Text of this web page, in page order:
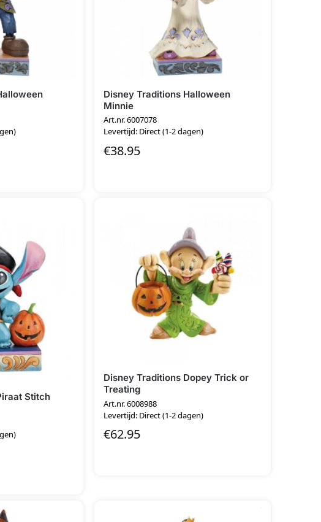
Disney Traditions Halloween
Minnie
Art.nr. 6007078
Levertijd: Direct (1-2 dagen)
€38.95
Stitch
Disney Traditions Dopey Trick or
Treating
Art.nr. 6008988
Levertijd: Direct (1-2 dagen)
€62.95